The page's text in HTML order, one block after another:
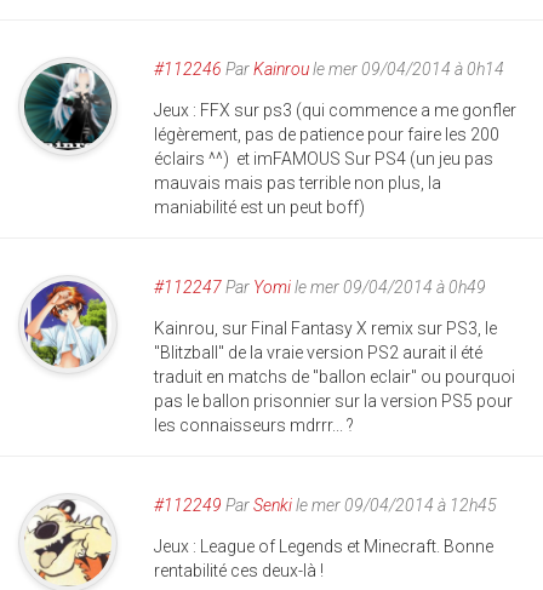
#112246 ParKainroule mer 09/04/2014 à 0h14
Jeux : FFX sur ps3 (qui commence a me gonfler
légèrement, pas de patience pour faire les 200
éclairs ^^) et imFAMOUS Sur PS4 (un jeu pas
mauvais mais pas terrible non plus, la
maniabilité est un peut boff)
#112247Par Yomile mer 09/04/2014 à 0h49
Kainrou, sur Final Fantasy X remix sur PS3, le
"Blitzball" de la vraie version PS2 aurait il été
traduit en matchs de "ballon eclair" ou pourquoi
pas le ballon prisonnier sur la version PS5 pour
les connaisseurs mdrrr... ?
#112249 ParSenkile mer 09/04/2014 à 12h45
Jeux : League of Legends et Minecraft. Bonne
rentabilité ces deux-là !